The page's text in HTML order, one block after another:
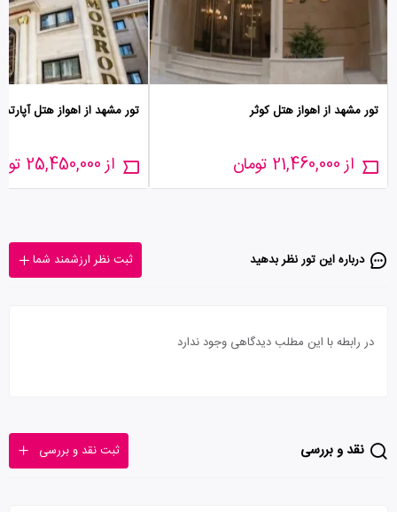
تور مشهد از اهواز هتل کوثر
از 21,460,000 تومان
تور مشهد از اهواز هتل
از 25,450,000 تومان
درباره این تور‌ نظر بدهید ثبت نظر ارزشمند شما
در رابطه با این مطلب دیدگاهی وجود ندارد
نقد و بررسی ثبت نقد و بررسی